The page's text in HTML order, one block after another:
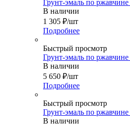
Грунт-эмаль по
В наличии
1 305 ₽/шт
Подробнее
Быстрый просмотр
Грунт-эмаль по
В наличии
5 650 ₽/шт
Подробнее
Быстрый просмотр
Грунт-эмаль по
В наличии